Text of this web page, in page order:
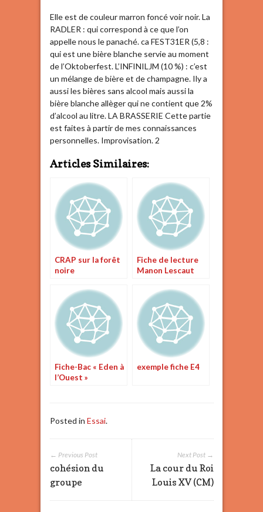
Elle est de couleur marron foncé voir noir. La
RADLER : qui correspond à ce que l’on
appelle nous le panaché. ca FEST31ER (5,8 :
qui est une bière blanche servie au moment
de l’Oktoberfest. L’INFINILJM (10 %) : c’est
un mélange de bière et de champagne. Ily a
aussi les bières sans alcool mais aussi la
bière blanche allèger qui ne contient que 2%
d’alcool au litre. LA BRASSERIE Cette partie
est faites à partir de mes connaissances
personnelles. Improvisation. 2
Articles Similaires:
CRAP sur la forêt
noire
Fiche de lecture
Manon Lescaut
Fiche-Bac « Eden à
l’Ouest »
exemple fiche E4
Posted in Essai.
Next Post →
La cour du Roi
Louis XV (CM)
← Previous Post
cohésion du
groupe